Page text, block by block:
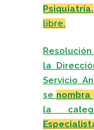
Psiquiatría,
libre.
la
Servicio
se
la